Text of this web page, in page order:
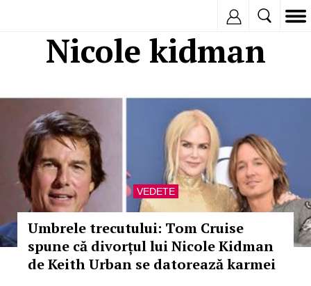
Nicole kidman
VEDETE
Umbrele trecutului: Tom Cruise
spune că divorțul lui Nicole Kidman
de Keith Urban se datorează karmei